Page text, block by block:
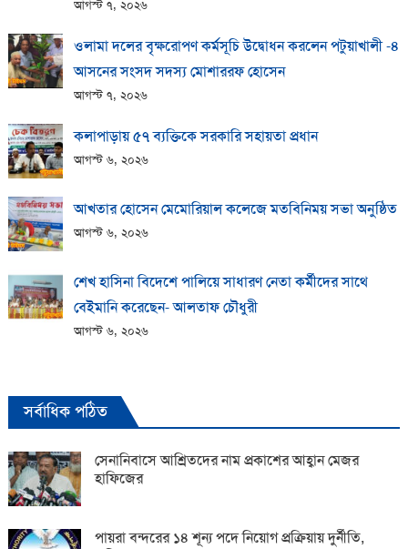
আগস্ট ৭, ২০২৬
ওলামা দলের বৃক্ষরোপণ কর্মসূচি উদ্বোধন করলেন পটুয়াখালী -৪
আসনের সংসদ সদস্য মোশাররফ হোসেন
আগস্ট ৭, ২০২৬
কলাপাড়ায় ​৫৭ ব্যক্তিকে সরকারি সহায়তা প্রধান
আগস্ট ৬, ২০২৬
আখতার হোসেন মেমোরিয়াল কলেজে মতবিনিময় সভা অনুষ্ঠিত
আগস্ট ৬, ২০২৬
শেখ হাসিনা বিদেশে পালিয়ে সাধারণ নেতা কর্মীদের সাথে
বেইমানি করেছেন- আলতাফ চৌধুরী
আগস্ট ৬, ২০২৬
সর্বাধিক পঠিত
সেনানিবাসে আশ্রিতদের নাম প্রকাশের আহ্বান মেজর
হাফিজের
পায়রা বন্দরের ১৪ শূন্য পদে নিয়োগ প্রক্রিয়ায় দুর্নীতি,